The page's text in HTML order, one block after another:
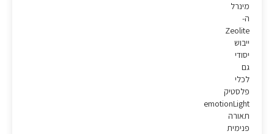
מינרל
ה-
Zeolite
ייבוש
יסודי
גם
לכלי
פלסטיק
emotionLight
תאורה
פנימית